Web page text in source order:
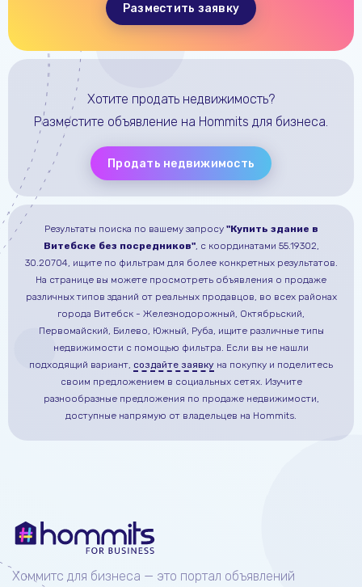
Разместить заявку
Хотите продать недвижимость?
Разместите объявление на Hommits для бизнеса.
Продать недвижимость
Результаты поиска по вашему запросу "Купить здание в
Витебске без посредников", с координатами 55.19302,
30.20704, ищите по фильтрам для более конкретных результатов.
На странице вы можете просмотреть объявления о продаже
различных типов зданий от реальных продавцов, во всех районах
города Витебск - Железнодорожный, Октябрьский,
Первомайский, Билево, Южный, Руба, ищите различные типы
недвижимости с помощью фильтра. Если вы не нашли
подходящий вариант, создайте заявку на покупку и поделитесь
своим предложением в социальных сетях. Изучите
разнообразные предложения по продаже недвижимости,
доступные напрямую от владельцев на Hommits.
Хоммитс для бизнеса — это портал объявлений